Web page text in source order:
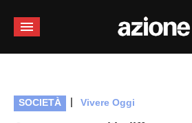
SOCIETÀ | Vivere Oggi